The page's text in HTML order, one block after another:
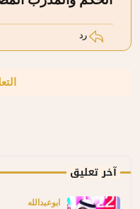
رد
آخر تعليق
ابوعبدالله